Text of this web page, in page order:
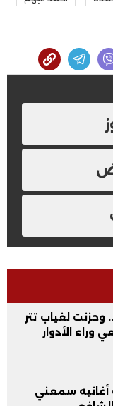
وحزنت لغياب تتر
وراء الأدوار
سمعني